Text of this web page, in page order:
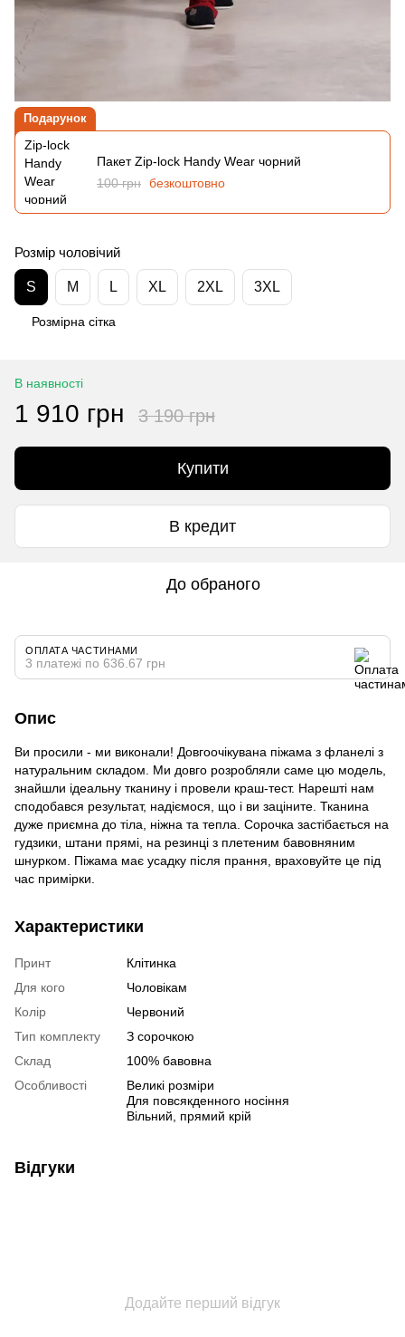
Подарунок
Пакет Zip-lock Handy Wear чорний
100 грн безкоштовно
Розмір чоловічий
S M L XL 2XL 3XL
Розмірна сітка
В наявності
1 910 грн 3 190 грн
Купити
В кредит
До обраного
ОПЛАТА ЧАСТИНАМИ
3 платежі по 636.67 грн
Опис
Ви просили - ми виконали! Довгоочікувана піжама з фланелі з
натуральним складом. Ми довго розробляли саме цю модель,
знайшли ідеальну тканину і провели краш-тест. Нарешті нам
сподобався результат, надіємося, що і ви заціните. Тканина
дуже приємна до тіла, ніжна та тепла. Сорочка застібається на
гудзики, штани прямі, на резинці з плетеним бавовняним
шнурком. Піжама має усадку після прання, враховуйте це під
час примірки.
Характеристики
Принт
Клітинка
Для кого
Чоловікам
Колір
Червоний
Тип комплекту
З сорочкою
Склад
100% бавовна
Особливості
Великі розміри
Для повсякденного носіння
Вільний, прямий крій
Відгуки
Додайте перший відгук